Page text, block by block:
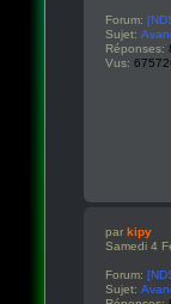
Forum:
Sujet:
Réponses:
Vus:
par kipy
Samedi 4
Forum:
Sujet: